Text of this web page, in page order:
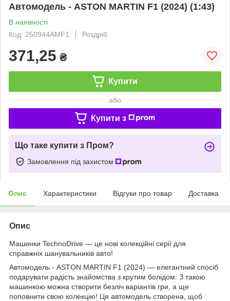
Автомодель - ASTON MARTIN F1 (2024) (1:43)
В наявності
Код: 250944AMF1
Роздріб
371,25 ₴
Купити
або
Купити з
Що таке купити з Пром?
Замовлення під захистом
Опис Характеристики Відгуки про товар Доставка
Опис
Машинки TechnoDrive — це нові колекційні серії для
справжніх шанувальників авто!
Автомодель - ASTON MARTIN F1 (2024) — елегантний спосіб
подарувати радість знайомства з крутим болідом. З такою
машинкою можна створити безліч варіантів гри, а ще
поповнити свою колекцію! Ця автомодель створена, щоб